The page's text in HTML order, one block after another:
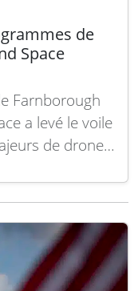
de
Space
Farnborough
a levé le voile
de drones,
pour
visant à
des